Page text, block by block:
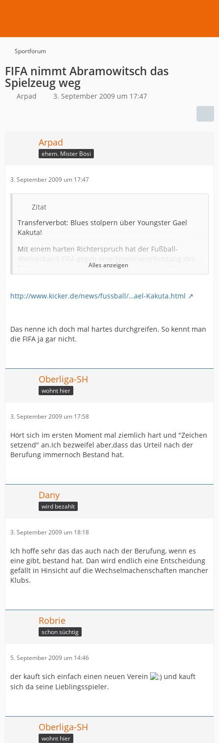
Sportforum
FIFA nimmt Abramowitsch das
Spielzeug weg
Arpad 3. September 2009 um 17:47
Arpad
ehem. Mister Bösi
3. September 2009 um 17:47
Zitat
Transferverbot: Blues stolpern über Youngster Gael
Kakuta!
Mit einem harten Richterspruch hat der Fußball-
FC Chelsea reagiert. Weil der Klub von Michael Ballack
vom RC Lens an die Stamford Bridge lotste, darf er in
Sowohl im Winter 2009/10 als auch im kommenden
Sommer 2010 dürfen sich keine Spieler dem Londoner
Der RC Lens hatte sich nicht mit dem Wechsel Kakutas
nach Chelsea einverstanden gezeigt und bei der FIFA
Nordfranzosen Recht. "Chelsea ist es in den
zu verpflichten, weder national noch international",
heißt es in einer Stellungnahme der FIFA.
in seiner ersten Saison bei den Blues bester Torschütze
des Nachwuchsteam war und seit einer schweren
Knöchelverletzung im Februar pausiert, wurde für vier
Monate gesperrt und muss eine Strafe in Höhe von
darüber hinaus noch eine Ausbildungsentschädigung
Chelsea kündigte eine baldige Stellungnahme an. Der
Klub kann gegen den Entscheid beim Internationalen
Sportgerichtshof in Lausanne Berufung einlegen.
Alles anzeigen
http://www.kicker.de/news/fussball/…ael-Kakuta.html
Das nenne ich doch mal hartes durchgreifen. So kennt man
die FIFA ja gar nicht.
Oberliga-SH
wohnt hier
3. September 2009 um 17:58
Hört sich im ersten Moment mal ziemlich hart und "Zeichen
setzend" an.Ich bezweifel aber,dass das Urteil nach der
Berufung immernoch Bestand hat.
Dany
wird bezahlt
3. September 2009 um 18:18
Ich hoffe sehr das das auch nach der Berufung, wenn es
eine gibt, bestand hat. Dan wird endlich eine Entscheidung
gefällt in Hinsicht auf die Wechselmachenschaften mancher
Klubs.
Robrie
schon süchtig
5. September 2009 um 14:46
der kauft sich einfach einen neuen Verein
und kauft
sich da seine Lieblingsspieler.
Oberliga-SH
wohnt hier